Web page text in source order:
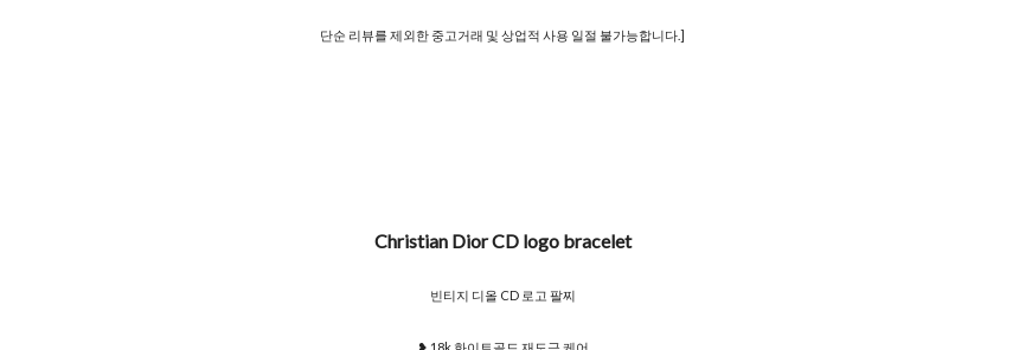
단순 리뷰를 제외한 중고거래 및 상업적 사용 일절 불가능합니다.]
Christian Dior CD logo bracelet
빈티지 디올 CD 로고 팔찌